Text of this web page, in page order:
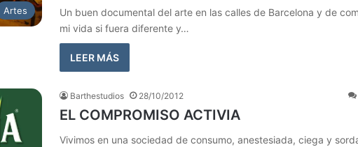
Artes
Un buen documental del arte en las calles de Barcelona y de
mi vida si fuera diferente y…
LEER MÁS
Barthestudios 28/10/2012
EL COMPROMISO ACTIVIA
Vivimos en una sociedad de consumo, anestesiada, ciega y